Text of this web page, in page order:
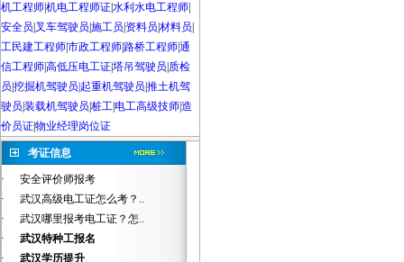
机工程师机电工程师证水利水电工程师
安全员 叉车驾驶员 施工员 资料员 材料员
工民建工程师市政工程师路桥工程师通
信工程师高低压电工证塔吊驾驶员 质检
员 挖掘机驾驶员|起重机驾驶员 推土机驾
驶员 装载机驾驶员 桩工电工高级技师造
价员证物业经理岗位证
考证信息
·
安全评价师报考
·
武汉高级电工证怎么考？..
·
武汉哪里报考电工证？怎..
·
武汉特种工报名
·
武汉学历提升